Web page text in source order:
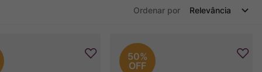
Ordenar por Relevância
50%
OFF